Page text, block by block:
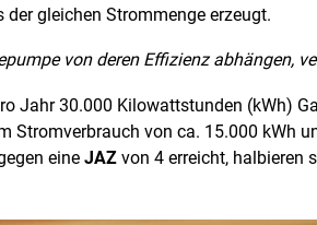
gleichen Strommenge erzeugt.
von deren Effizienz abhängen,
Jahr 30.000 Kilowattstunden (kWh)
Stromverbrauch von ca. 15.000 kWh
eine JAZ von 4 erreicht, halbieren